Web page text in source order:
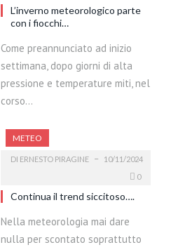
L’inverno meteorologico parte
con i fiocchi…
Come preannunciato ad inizio
settimana, dopo giorni di alta
pressione e temperature miti, nel
corso…
METEO
DI ERNESTO PIRAGINE
10/11/2024
0
Continua il trend siccitoso….
Nella meteorologia mai dare
nulla per scontato soprattutto